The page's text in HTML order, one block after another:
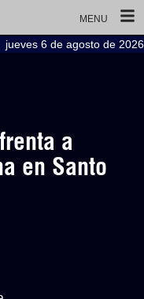
MENU
jueves 6 de agosto de 2026
a
en Santo